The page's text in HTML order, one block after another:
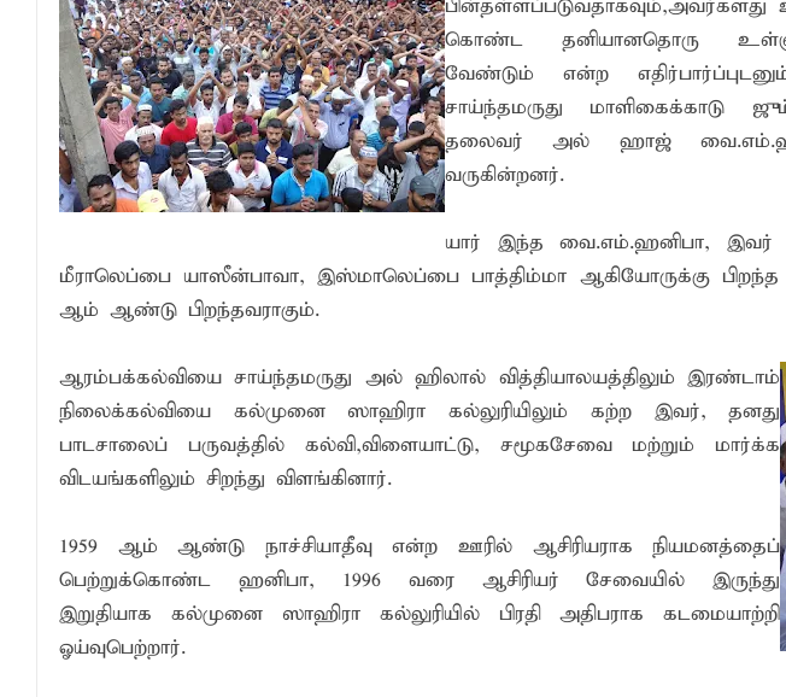
நிதி மோசடிகளைத் தடுப்பதற்காக மத்திய வங்கி – பொலிஸார் இணைந்து
பொலிஸ் சிறைக்கூடத்தை வீடியோ எடுத்த சந்தேக நபருக்கு சரீரப்
15 ஆண்டுகால அர்ப்பணிப்புச் சேவைக்கு எம்.ஏ.எம். ரயீஸுக்கு
கொண்ட தனியானதொரு
வேண்டும் என்ற
சாய்ந்தமருது மாளிகைக்காடு
தலைவர் அல் ஹாஜ்
வருகின்றனர்.
யார் இந்த வை.எம்.ஹனிபா, இவர்
மீராலெப்பை யாஸீன்பாவா, இஸ்மாலெப்பை பாத்திம்மா ஆகியோருக்கு பிறந்த
ஆம் ஆண்டு பிறந்தவராகும்.
ஆரம்பக்கல்வியை சாய்ந்தமருது அல் ஹிலால் வித்தியாலயத்திலும் இரண்டாம்
நிலைக்கல்வியை கல்முனை ஸாஹிரா கல்லுரியிலும் கற்ற இவர், தனது
பாடசாலைப் பருவத்தில் கல்வி,விளையாட்டு, சமூகசேவை மற்றும் மார்க்க
விடயங்களிலும் சிறந்து விளங்கினார்.
1959 ஆம் ஆண்டு நாச்சியாதீவு என்ற ஊரில் ஆசிரியராக நியமனத்தைப்
பெற்றுக்கொண்ட ஹனிபா, 1996 வரை ஆசிரியர் சேவையில் இருந்து
இறுதியாக கல்முனை ஸாஹிரா கல்லுரியில் பிரதி அதிபராக கடமையாற்றி
ஓய்வுபெற்றார்.